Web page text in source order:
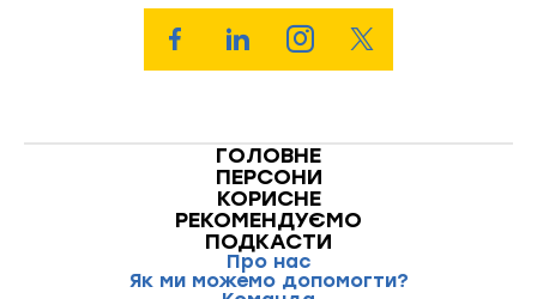
ГОЛОВНЕ
ПЕРСОНИ
КОРИСНЕ
РЕКОМЕНДУЄМО
ПОДКАСТИ
Про нас
Як ми можемо допомогти?